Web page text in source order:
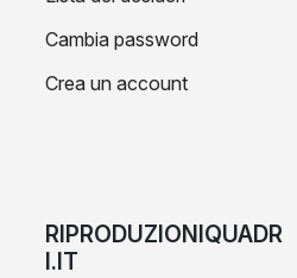
Cambia password
Crea un account
RIPRODUZIONIQUADR
I.IT